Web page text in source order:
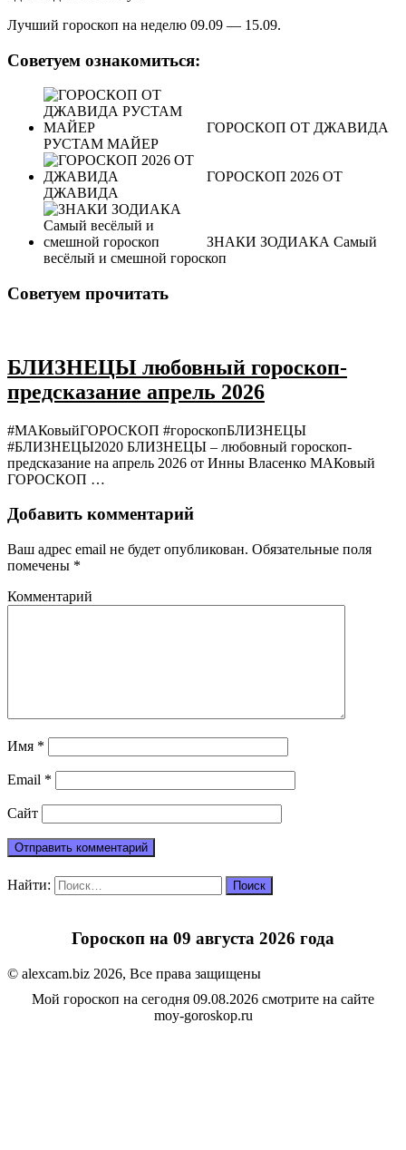
Лучший гороскоп на неделю 09.09 — 15.09.
Советуем ознакомиться:
ГОРОСКОП ОТ ДЖАВИДА
РУСТАМ МАЙЕР
ГОРОСКОП 2026 ОТ
ДЖАВИДА
ЗНАКИ ЗОДИАКА Самый
весёлый и смешной гороскоп
Советуем прочитать
БЛИЗНЕЦЫ любовный гороскоп-
предсказание апрель 2026
#МАКовыйГОРОСКОП #гороскопБЛИЗНЕЦЫ
#БЛИЗНЕЦЫ2020 БЛИЗНЕЦЫ – любовный гороскоп-
предсказание на апрель 2026 от Инны Власенко МАКовый
ГОРОСКОП …
Добавить комментарий
Ваш адрес email не будет опубликован. Обязательные поля
помечены *
Комментарий
Имя *
Email *
Сайт
Найти:
Гороскоп на 09 августа 2026 года
© alexcam.biz 2026, Все права защищены
Мой гороскоп на сегодня 09.08.2026 смотрите на сайте
moy-goroskop.ru